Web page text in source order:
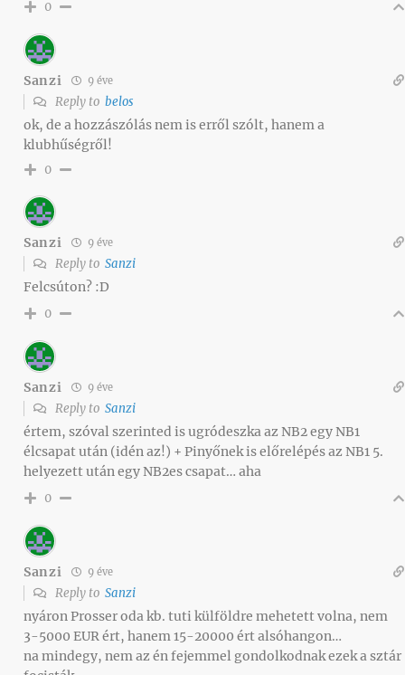
0
Sanzi 9 éve
Reply to belos
ok, de a hozzászólás nem is erről szólt, hanem a
klubhűségről!
0
Sanzi 9 éve
Reply to Sanzi
Felcsúton? :D
0
Sanzi 9 éve
Reply to Sanzi
értem, szóval szerinted is ugródeszka az NB2 egy NB1
élcsapat után (idén az!) + Pinyőnek is előrelépés az NB1 5.
helyezett után egy NB2es csapat… aha
0
Sanzi 9 éve
Reply to Sanzi
nyáron Prosser oda kb. tuti külföldre mehetett volna, nem
3-5000 EUR ért, hanem 15-20000 ért alsóhangon…
na mindegy, nem az én fejemmel gondolkodnak ezek a sztár